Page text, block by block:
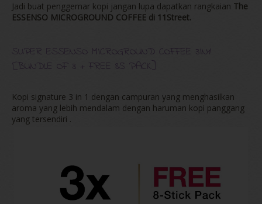
Jadi buat penggemar kopi jangan lupa dapatkan rangkaian The
ESSENSO MICROGROUND COFFEE di 11Street.
SUPER ESSENSO MICROGROUND COFFEE 3IN1
[BUNDLE OF 3 + FREE 8S PACK]
Kopi signature 3 in 1 dengan campuran yang menghasilkan
aroma yang lebih mendalam dengan haruman kopi panggang
yang tersendiri .